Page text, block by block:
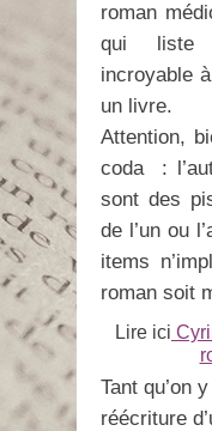
roman
qui liste
incroyable
un livre.
Attention,
coda :
sont des
de l’un ou
items
roman soit
Lire ici
Tant qu’on
réécriture